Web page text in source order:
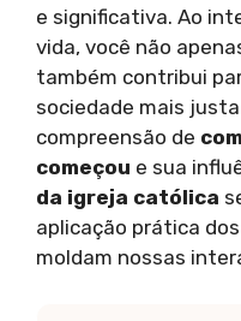
e significativa. Ao
vida, você não
também contribui
sociedade mais
compreensão de
começou e sua
da igreja católica
aplicação prática
moldam nossas